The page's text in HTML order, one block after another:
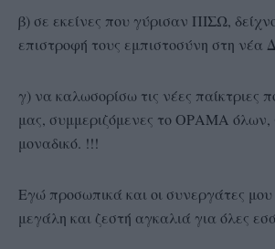
β) σε εκείνες που γύρισαν ΠΙΣΩ,
επιστροφή τους εμπιστοσύνη στη νέα
γ) να καλωσορίσω τις νέες παίκτριες
μας, συμμεριζόμενες το ΟΡΑΜΑ
μοναδικό. !!!
Εγώ προσωπικά και οι συνεργάτες μου
μεγάλη και ζεστή αγκαλιά για όλες